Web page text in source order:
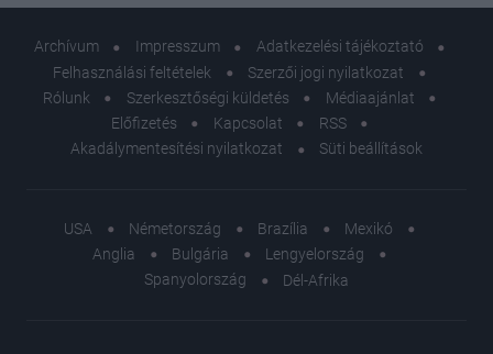
Archívum Impresszum
Adatkezelési tájékoztató
Felhasználási feltételek
Szerzői jogi nyilatkozat
Rólunk
Szerkesztőségi küldetés
Médiaajánlat
Előfizetés
Kapcsolat
RSS
Akadálymentesítési nyilatkozat
Süti beállítások
USA Németország Brazília
Mexikó
Anglia
Bulgária
Lengyelország
Spanyolország
Dél-Afrika